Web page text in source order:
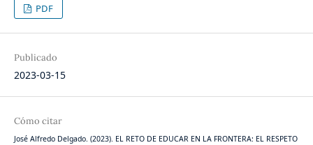
PDF
Publicado
2023-03-15
Cómo citar
José Alfredo Delgado. (2023). EL RETO DE EDUCAR EN LA FRONTERA: EL RESPETO